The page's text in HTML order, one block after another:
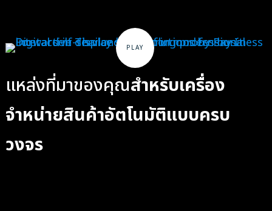
แหล่งที่มาของคุณสำหรับเครื่อง
จำหน่ายสินค้าอัตโนมัติแบบครบ
วงจร